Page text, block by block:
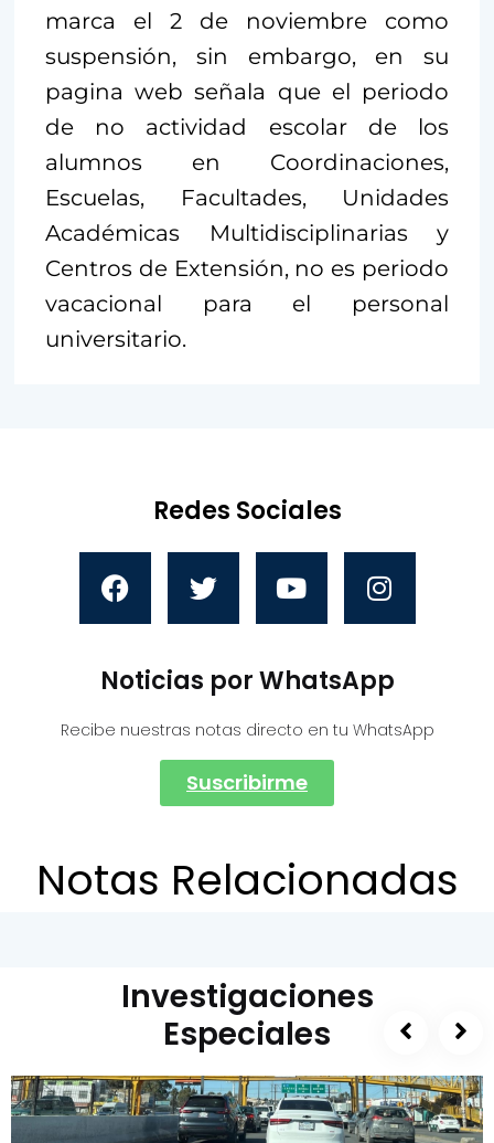
marca el 2 de noviembre como
suspensión, sin embargo, en su
pagina web señala que el periodo
de no actividad escolar de los
alumnos en Coordinaciones,
Escuelas, Facultades, Unidades
Académicas Multidisciplinarias y
Centros de Extensión, no es periodo
vacacional para el personal
universitario.
Redes Sociales
Noticias por WhatsApp
Recibe nuestras notas directo en tu WhatsApp
Suscribirme
Notas Relacionadas
Investigaciones
Especiales